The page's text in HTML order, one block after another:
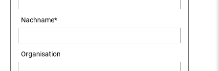
Nachname*
Organisation